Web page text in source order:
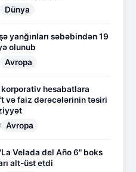
Dünya
yanğınları səbəbindən 19
olunub
Avropa
korporativ hesabatlara
və faiz dərəcələrinin təsiri
Avropa
Velada del Año 6" boks
alt-üst etdi